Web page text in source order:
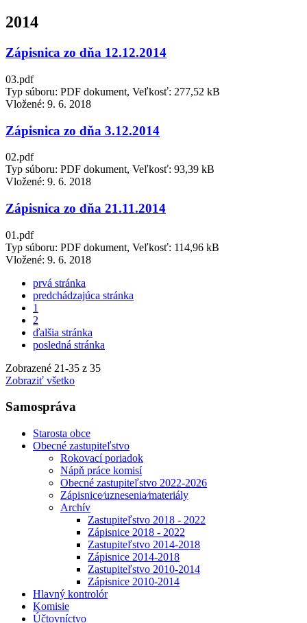
2014
Zápisnica zo dňa 12.12.2014
03.pdf
Typ súboru: PDF dokument, Veľkosť: 277,52 kB
Vložené: 9. 6. 2018
Zápisnica zo dňa 3.12.2014
02.pdf
Typ súboru: PDF dokument, Veľkosť: 93,39 kB
Vložené: 9. 6. 2018
Zápisnica zo dňa 21.11.2014
01.pdf
Typ súboru: PDF dokument, Veľkosť: 114,96 kB
Vložené: 9. 6. 2018
prvá stránka
predchádzajúca stránka
1
2
ďalšia stránka
posledná stránka
Zobrazené 21-35 z 35
Zobraziť všetko
Samospráva
Starosta obce
Obecné zastupiteľstvo
Rokovací poriadok
Nápň práce komisí
Obecné zastupiteľstvo 2022-2026
Zápisnice⁄uznesenia⁄materiály
Archív
Zastupiteľstvo 2018 - 2022
Zápisnice 2018 - 2022
Zastupiteľstvo 2014-2018
Zápisnice 2014-2018
Zastupiteľstvo 2010-2014
Zápisnice 2010-2014
Hlavný kontrolór
Komisie
Účtovníctvo